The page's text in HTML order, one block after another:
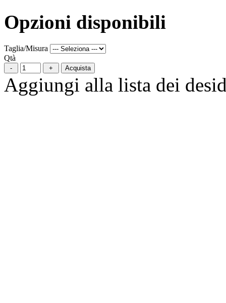
Opzioni disponibili
Taglia/Misura
Qtà
Acquista
Aggiungi alla lista dei